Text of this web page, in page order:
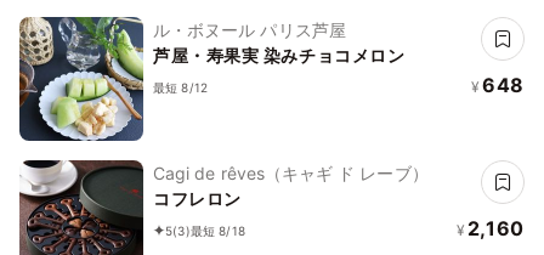
ル・ボヌール パリス芦屋
芦屋・寿果実 染みチョコメロン
最短 8/12 ¥ 648
Cagi de rêves（キャギ ド レーブ）
コフレロン
5(3)最短 8/18 ¥ 2,160